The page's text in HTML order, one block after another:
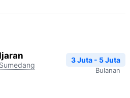
Sumedang
3 Juta - 5 Juta
Bulanan